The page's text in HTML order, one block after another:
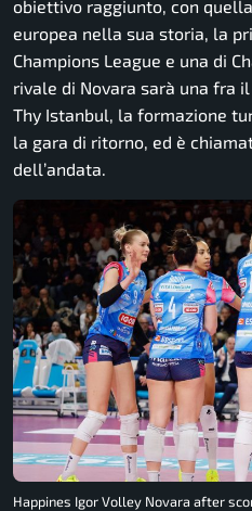
obiettivo raggiunto, con
europea nella sua storia, la
Champions League e una di
rivale di Novara sarà una fra
Thy Istanbul, la formazione
la gara di ritorno, ed è
dell’andata.
Happines Igor Volley Novara after